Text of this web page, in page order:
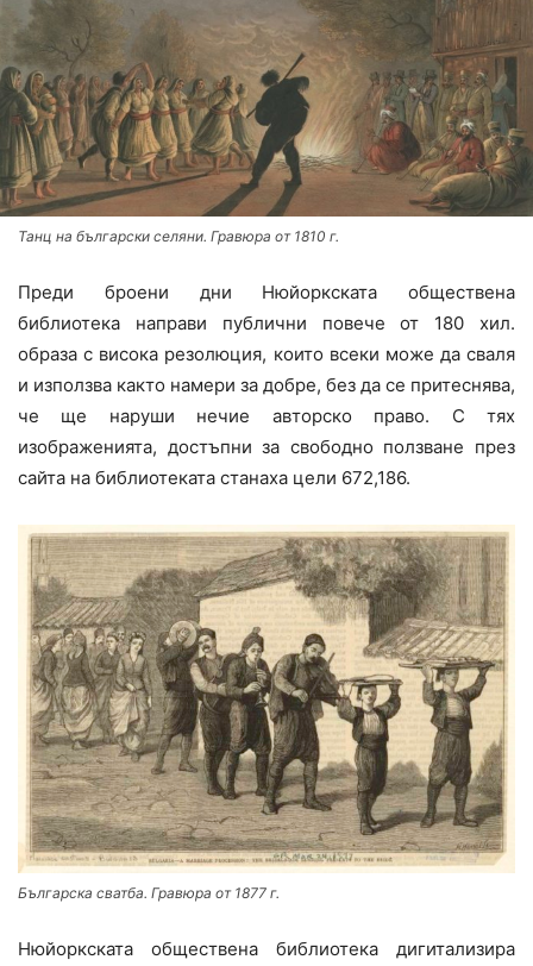
Танц на български селяни. Гравюра от 1810 г.
Преди броени дни Нюйоркската обществена
библиотека направи публични повече от 180 хил.
образа с висока резолюция, които всеки може да сваля
и използва както намери за добре, без да се притеснява,
че ще наруши нечие авторско право. С тях
изображенията, достъпни за свободно ползване през
сайта на библиотеката станаха цели 672,186.
Българска сватба. Гравюра от 1877 г.
Нюйоркската обществена библиотека дигитализира